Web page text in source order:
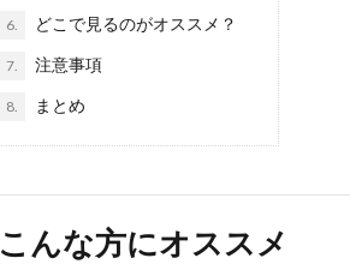
6. どこで見るのがオススメ？
7. 注意事項
8. まとめ
こんな方にオススメ